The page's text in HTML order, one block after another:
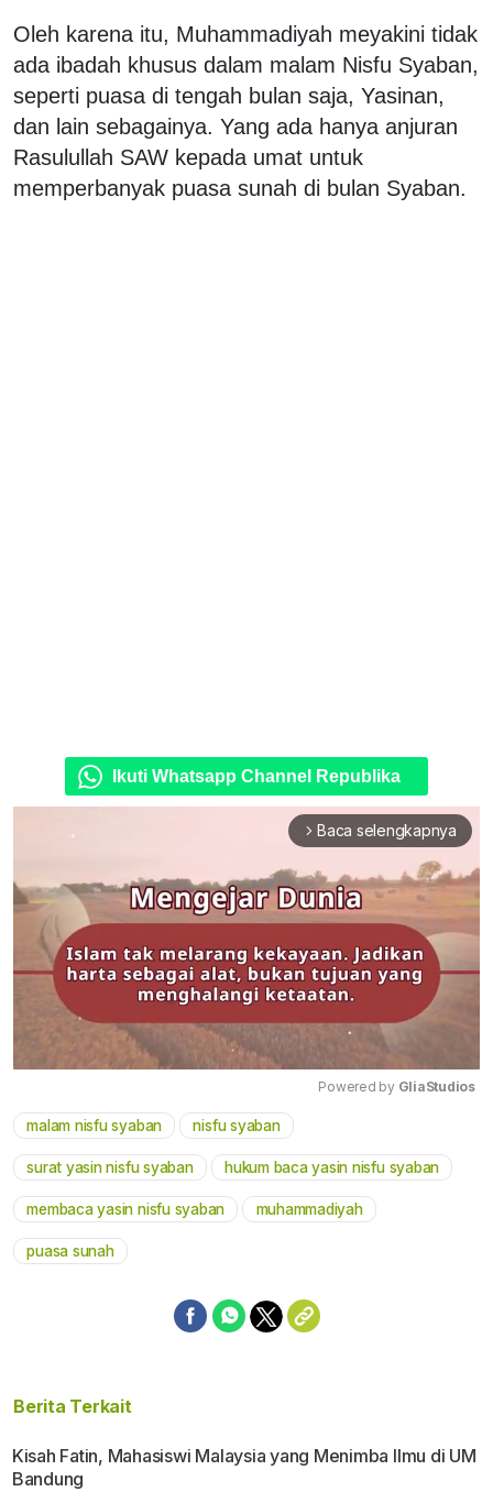
Oleh karena itu, Muhammadiyah meyakini tidak
ada ibadah khusus dalam malam Nisfu Syaban,
seperti puasa di tengah bulan saja, Yasinan,
dan lain sebagainya. Yang ada hanya anjuran
Rasulullah SAW kepada umat untuk
memperbanyak puasa sunah di bulan Syaban.
Ikuti Whatsapp Channel Republika
arrow_forward_ios Baca selengkapnya
Powered by GliaStudios
malam nisfu syaban nisfu syaban
surat yasin nisfu syaban hukum baca yasin nisfu syaban
membaca yasin nisfu syaban muhammadiyah
puasa sunah
Berita Terkait
Kisah Fatin, Mahasiswi Malaysia yang Menimba Ilmu di UM
Bandung